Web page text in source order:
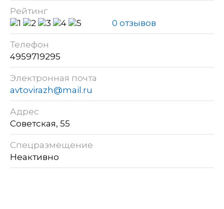
Рейтинг
0 отзывов
Телефон
4959719295
Электронная почта
avtovirazh@mail.ru
Адрес
Советская, 55
Спецразмещение
Неактивно